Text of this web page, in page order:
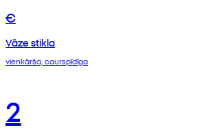
€
Vāze stikla
vienkārša, caurspīdīga
2